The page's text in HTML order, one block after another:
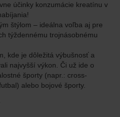
účinky konzumácie kreatínu v
štýlom – ideálna voľba aj pre
týždennému trojnásobnému
kde je dôležitá výbušnosť a
najvyšší výkon. Či už ide o
športy (napr.: cross-
alebo bojové športy.